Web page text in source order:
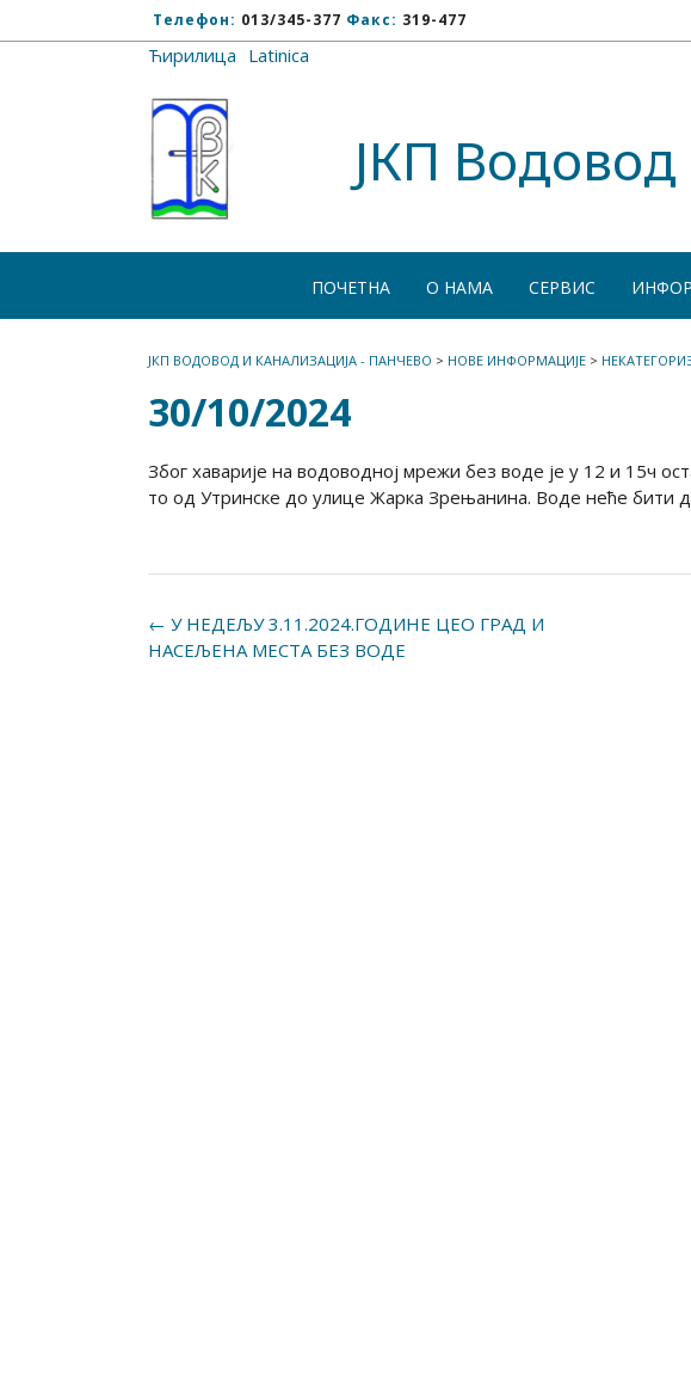
Телефон: 013/345-377 Факс: 319-477
Ћирилица Latinica
ЈКП
ПОЧЕТНА О НАМА СЕРВИС
ЈКП ВОДОВОД И КАНАЛИЗАЦИЈА - ПАНЧЕВО > НОВЕ ИНФОРМАЦИЈЕ >
30/10/2024
Због хаварије на водоводној мрежи без воде је у 12 и 15ч
то од Утринске до улице Жарка Зрењанина. Воде неће бити
Post
navigation
← У НЕДЕЉУ 3.11.2024.ГОДИНЕ ЦЕО ГРАД И
НАСЕЉЕНА МЕСТА БЕЗ ВОДЕ